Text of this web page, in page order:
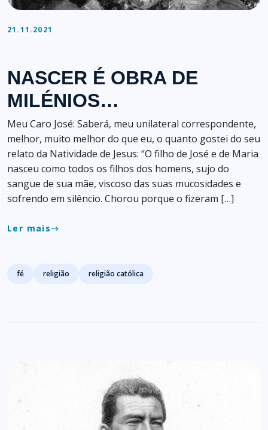
21.11.2021
NASCER É OBRA DE
MILÉNIOS…
Meu Caro José: Saberá, meu unilateral correspondente,
melhor, muito melhor do que eu, o quanto gostei do seu
relato da Natividade de Jesus: “O filho de José e de Maria
nasceu como todos os filhos dos homens, sujo do
sangue de sua mãe, viscoso das suas mucosidades e
sofrendo em silêncio. Chorou porque o fizeram […]
Ler maiseast
Tags
fé religião religião católica